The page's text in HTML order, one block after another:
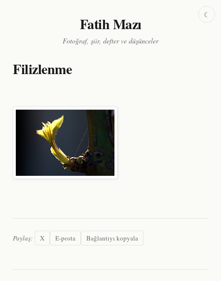
Fatih Mazı
Fotoğraf, şiir, defter ve düşünceler
Filizlenme
Paylaş: X E-posta Bağlantıyı kopyala
☾